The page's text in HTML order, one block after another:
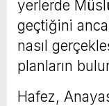
yerlerde
geçtiğini
nasıl
planların
Hafez,